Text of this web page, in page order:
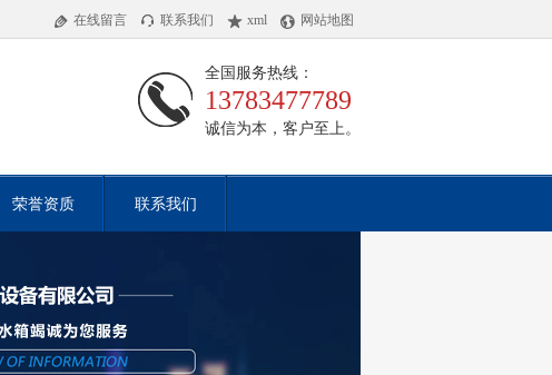
在线留言 联系我们 xml 网站地图
全国服务热线：
13783477789
诚信为本，客户至上。
荣誉资质 联系我们